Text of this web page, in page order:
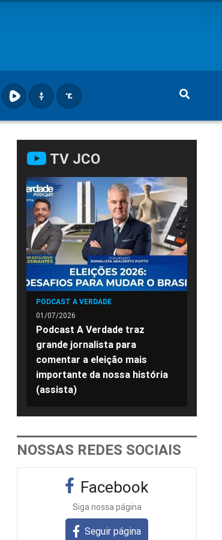
TV JCO
PODCAST A VERDADE
01/07/2026
Podcast A Verdade traz
grande jornalista para
comentar a eleição mais
importante da nossa história
(assista)
NOSSAS REDES SOCIAIS
Facebook
Siga nossa página
Seguir página